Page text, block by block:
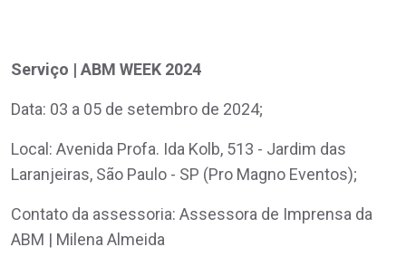
Serviço | ABM WEEK 2024
Data: 03 a 05 de setembro de 2024;
Local: Avenida Profa. Ida Kolb, 513 - Jardim das
Laranjeiras, São Paulo - SP (Pro Magno Eventos);
Contato da assessoria: Assessora de Imprensa da
ABM | Milena Almeida